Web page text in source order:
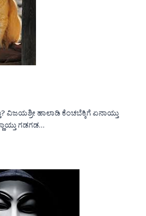
ವಿಜಯಶ್ರೀ ಹಾಲಾಡಿ ಕೆಂಚಬೆಕ್ಕಿಗೆ ಏನಾಯ್ತು
ಗಡಗಡ…